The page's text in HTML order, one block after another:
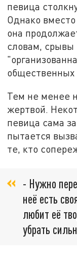
певица
Однако
она
словам, срывы
общественных
Тем не менее
жертвой.
певица сама
пытается
те, кто
- Нужно
неё есть
любит её
убрать